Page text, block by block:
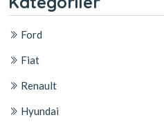
Ford
Fiat
Renault
Hyundai